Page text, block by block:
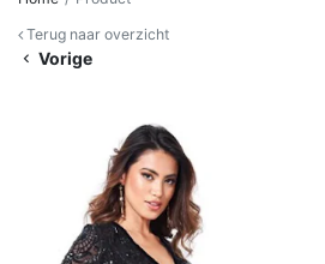
Terug naar overzicht
Vorige